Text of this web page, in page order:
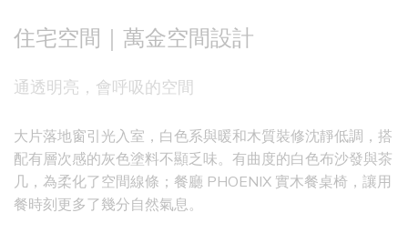
住宅空間｜萬金空間設計
通透明亮，會呼吸的空間
大片落地窗引光入室，白色系與暖和木質裝修沈靜低調，搭
配有層次感的灰色塗料不顯乏味。有曲度的白色布沙發與茶
几，為柔化了空間線條；餐廳 PHOENIX 實木餐桌椅，讓用
餐時刻更多了幾分自然氣息。